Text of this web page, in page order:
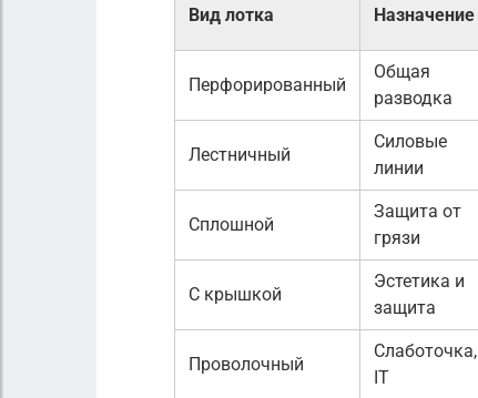
Вид лотка Назначение
Перфорированный
Общая
разводка
Лестничный
Силовые
линии
Сплошной
Защита от
грязи
С крышкой
Эстетика и
защита
Проволочный
Слаботочка,
IT